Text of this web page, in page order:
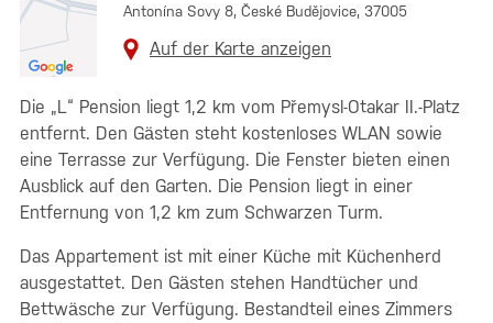
Antonína Sovy 8, České Budějovice, 37005
Auf der Karte anzeigen
Die „L“ Pension liegt 1,2 km vom Přemysl-Otakar II.-Platz
entfernt. Den Gästen steht kostenloses WLAN sowie
eine Terrasse zur Verfügung. Die Fenster bieten einen
Ausblick auf den Garten. Die Pension liegt in einer
Entfernung von 1,2 km zum Schwarzen Turm.
Das Appartement ist mit einer Küche mit Küchenherd
ausgestattet. Den Gästen stehen Handtücher und
Bettwäsche zur Verfügung. Bestandteil eines Zimmers